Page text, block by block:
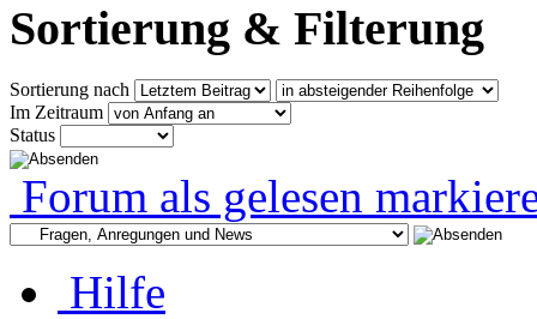
Sortierung & Filterung
Sortierung nach
Im Zeitraum
Status
Forum als gelesen
Hilfe